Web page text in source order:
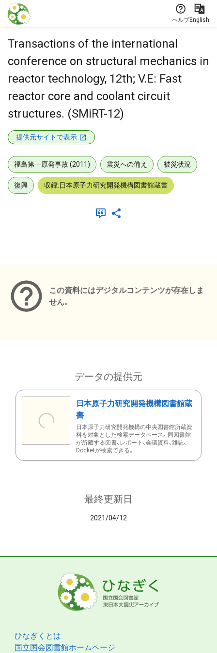
本文に飛ぶ
ヘルプEnglish
Transactions of the international
conference on structural mechanics in
reactor technology, 12th; V.E: Fast
reactor core and coolant circuit
structures. (SMiRT-12)
提供元サイトで表示
福島第一原発事故 (2011) 震災への備え 被災状況
復興 収録:日本原子力研究開発機構図書館蔵書
この資料にはデジタルコンテンツが存在しま
せん。
データの提供元
日本原子力研究開発機構図書館蔵
書
日本原子力研究開発機構の中央図書館所蔵資
料を対象とした検索データベース。同図書館
が所蔵する図書、レポート、会議資料、雑誌、
Docketが検索できる。
最終更新日
2021/04/12
ひなぎくとは
国立国会図書館ホームページ